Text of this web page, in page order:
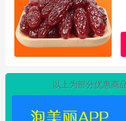
以上为部分优惠商